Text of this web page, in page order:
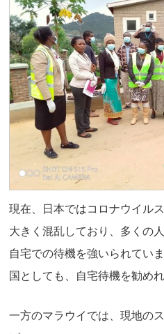
現在、日本ではコロナウイルス
大きく混乱しており、多くの
自宅での待機を強いられていま
国としても、自宅待機を勧めれ
一方のマラウイでは、現地の